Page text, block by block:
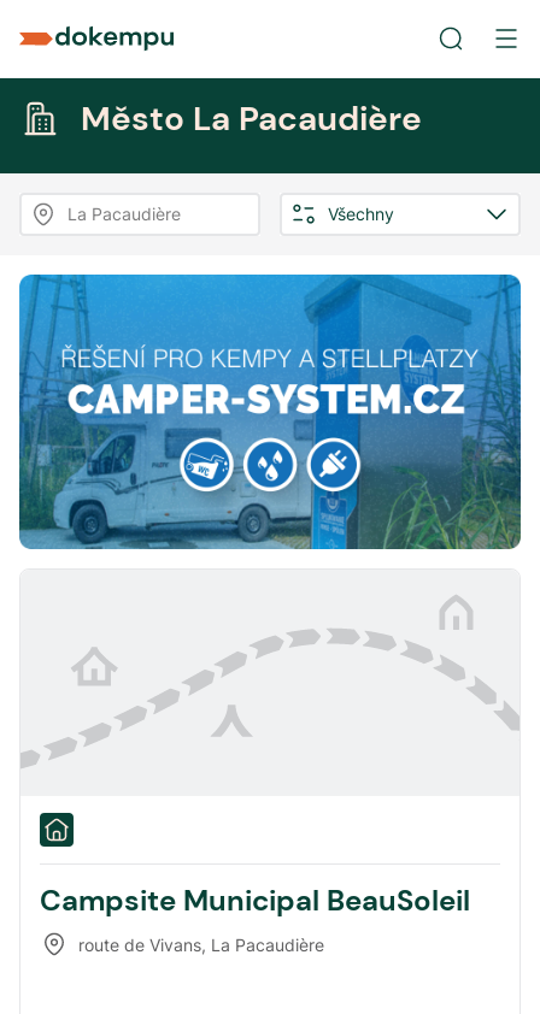
Město La Pacaudière
La Pacaudière Všechny
Campsite Municipal BeauSoleil
route de Vivans, La Pacaudière